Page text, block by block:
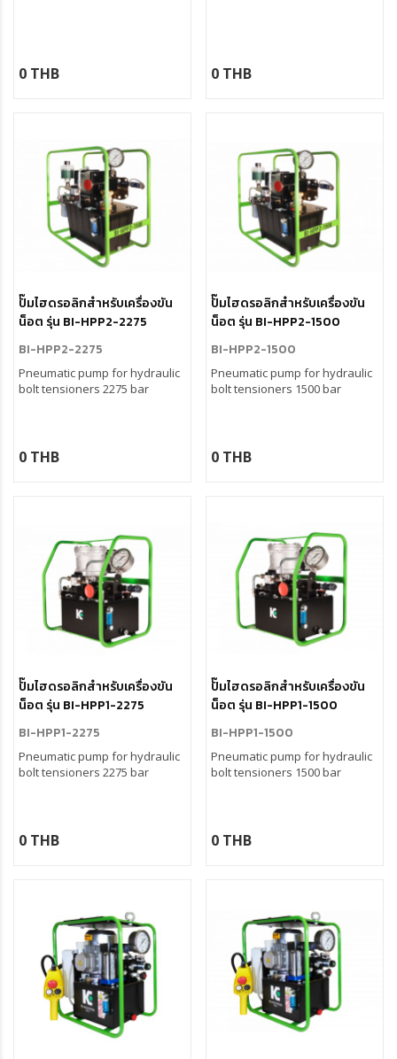
0 THB 0 THB
ปั๊มไฮดรอลิกสำหรับเครื่องขัน
น็อต รุ่น BI-HPP2-2275
BI-HPP2-2275
Pneumatic pump for hydraulic
bolt tensioners 2275 bar
0 THB
ปั๊มไฮดรอลิกสำหรับเครื่องขัน
น็อต รุ่น BI-HPP2-1500
BI-HPP2-1500
Pneumatic pump for hydraulic
bolt tensioners 1500 bar
0 THB
ปั๊มไฮดรอลิกสำหรับเครื่องขัน
น็อต รุ่น BI-HPP1-2275
BI-HPP1-2275
Pneumatic pump for hydraulic
bolt tensioners 2275 bar
0 THB
ปั๊มไฮดรอลิกสำหรับเครื่องขัน
น็อต รุ่น BI-HPP1-1500
BI-HPP1-1500
Pneumatic pump for hydraulic
bolt tensioners 1500 bar
0 THB